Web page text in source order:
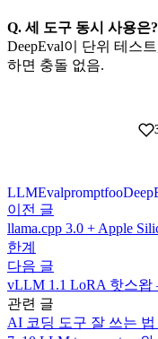
Q. 세 도구 동시 사용은?
DeepEval이 단위 테스
하면 충돌 없음.
LLMEvalpromptfoo
이전 글
llama.cpp 3.0 + Apple
한계
다음 글
vLLM 1.1 LoRA 핫스
관련 글
AI 코딩 도구 잘 쓰는